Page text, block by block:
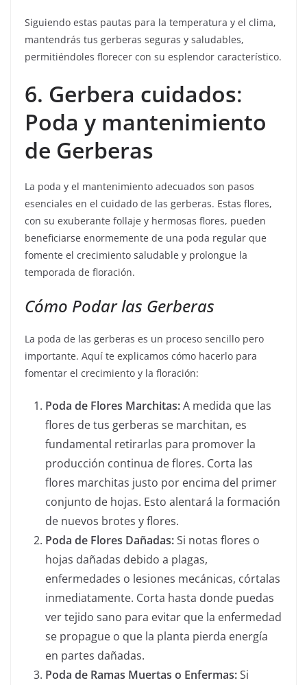
Siguiendo estas pautas para la temperatura y el clima,
mantendrás tus gerberas seguras y saludables,
permitiéndoles florecer con su esplendor característico.
6. Gerbera cuidados:
Poda y mantenimiento
de Gerberas
La poda y el mantenimiento adecuados son pasos
esenciales en el cuidado de las gerberas. Estas flores,
con su exuberante follaje y hermosas flores, pueden
beneficiarse enormemente de una poda regular que
fomente el crecimiento saludable y prolongue la
temporada de floración.
Cómo Podar las Gerberas
La poda de las gerberas es un proceso sencillo pero
importante. Aquí te explicamos cómo hacerlo para
fomentar el crecimiento y la floración:
Poda de Flores Marchitas:A medida que las
flores de tus gerberas se marchitan, es
fundamental retirarlas para promover la
producción continua de flores. Corta las
flores marchitas justo por encima del primer
conjunto de hojas. Esto alentará la formación
de nuevos brotes y flores.
Poda de Flores Dañadas:Si notas flores o
hojas dañadas debido a plagas,
enfermedades o lesiones mecánicas, córtalas
inmediatamente. Corta hasta donde puedas
ver tejido sano para evitar que la enfermedad
se propague o que la planta pierda energía
en partes dañadas.
Poda de Ramas Muertas o Enfermas:Si